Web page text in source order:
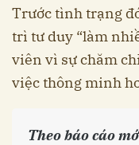
Trước tình trạng
trì tư duy “làm
viên vì sự chăm
việc thông minh
Theo báo cáo